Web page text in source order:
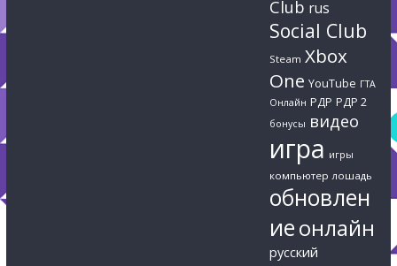
Club rus
Social Club
Steam Xbox
One YouTube ГТА
Онлайн РДР РДР 2
бонусы видео
игра игры
компьютер лошадь
обновлен
иеонлайн
русский